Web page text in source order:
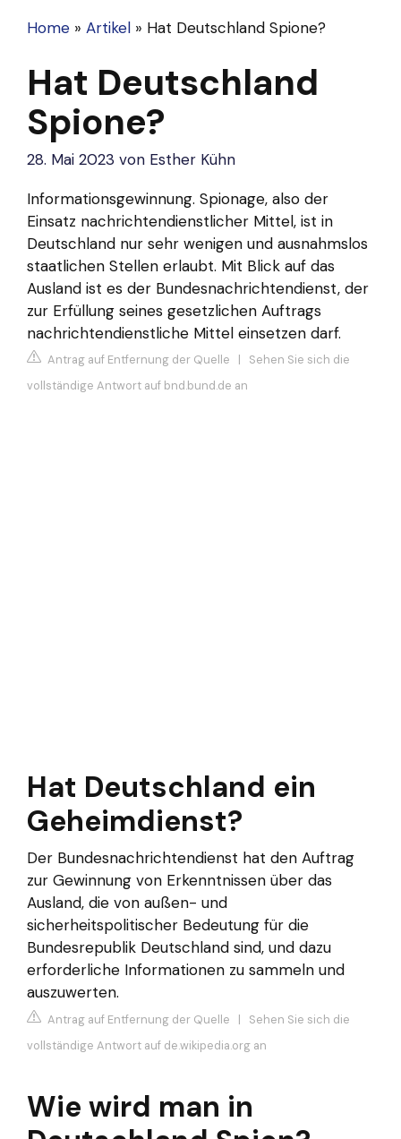
Home » Artikel » Hat Deutschland Spione?
Hat Deutschland
Spione?
28. Mai 2023 von Esther Kühn
Informationsgewinnung. Spionage, also der
Einsatz nachrichtendienstlicher Mittel, ist in
Deutschland nur sehr wenigen und ausnahmslos
staatlichen Stellen erlaubt. Mit Blick auf das
Ausland ist es der Bundesnachrichtendienst, der
zur Erfüllung seines gesetzlichen Auftrags
nachrichtendienstliche Mittel einsetzen darf.
Antrag auf Entfernung der Quelle | Sehen Sie sich die
vollständige Antwort auf bnd.bund.de an
Hat Deutschland ein
Geheimdienst?
Der Bundesnachrichtendienst hat den Auftrag
zur Gewinnung von Erkenntnissen über das
Ausland, die von außen- und
sicherheitspolitischer Bedeutung für die
Bundesrepublik Deutschland sind, und dazu
erforderliche Informationen zu sammeln und
auszuwerten.
Antrag auf Entfernung der Quelle | Sehen Sie sich die
vollständige Antwort auf de.wikipedia.org an
Wie wird man in